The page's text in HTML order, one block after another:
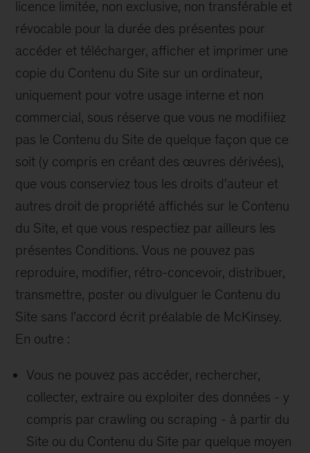
licence limitée, non exclusive, non transférable et
révocable pour la durée des présentes pour
accéder et télécharger, afficher et imprimer une
copie du Contenu du Site sur un ordinateur,
uniquement pour votre usage interne et non
commercial, sous réserve que vous ne modifiiez
pas le Contenu du Site de quelque façon que ce
soit (y compris en créant des œuvres dérivées),
que vous conserviez tous les droits d'auteur et
autres droit de propriété affichés sur le Contenu
du Site, et que vous respectiez par ailleurs les
présentes Conditions. Vous ne pouvez pas
reproduire, modifier, rétro-concevoir, distribuer,
transmettre, poster ou divulguer le Contenu du
Site sans l'accord écrit préalable de McKinsey.
En outre :
Vous ne pouvez pas accéder, rechercher,
collecter, extraire ou exploiter des données - y
compris par crawling ou scraping - à partir du
Site ou du Contenu du Site par quelque moyen